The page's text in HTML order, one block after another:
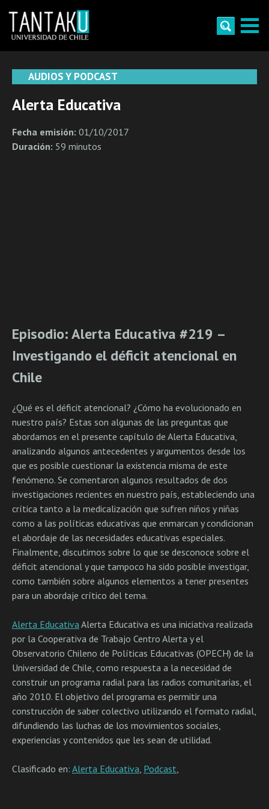
content
AUDIOS Y PODCAST
Alerta Educativa
Fecha emisión: 01/10/2017
Duración: 59 minutos
Episodio: Alerta Educativa #219 –
Investigando el déficit atencional en
Chile
¿Qué es el déficit atencional? ¿Cómo ha evolucionado en
nuestro país? Estas son algunas de las preguntas que
abordamos en el presente capítulo de Alerta Educativa,
analizando algunos antecedentes y argumentos desde los
que es posible cuestionar la existencia misma de este
fenómeno. Se comentaron algunos resultados de dos
investigaciones recientes en nuestro país, estableciendo una
crítica tanto a la medicalización que sufren niños y niñas
como a las políticas educativas que enmarcan y condicionan
el abordaje de las necesidades educativas especiales.
Finalmente, discutimos sobre lo que se desconoce sobre el
déficit atencional y que tampoco ha sido posible investigar,
como también sobre algunos elementos a tener presentes
para un abordaje crítico del tema.
Alerta EducativaAlerta Educativa es una iniciativa realizada
por la Cooperativa de Trabajo Centro Alerta y el
Observatorio Chileno de Políticas Educativas (OPECH) de la
Universidad de Chile, como respuesta a la necesidad de
construir un programa radial para las radios comunitarias, el
año 2010. El objetivo del programa es permitir una
construcción de saber colectivo utilizando el formato radial,
difundiendo las luchas de los movimientos sociales,
experiencias y contenidos que les sean de utilidad.
Clasificado en: Alerta Educativa, Podcast,